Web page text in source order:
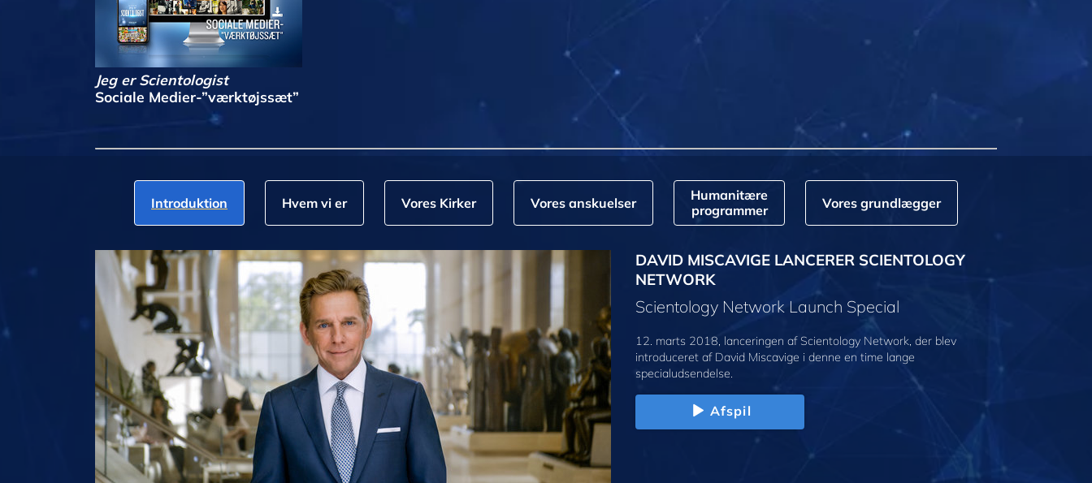
Jeg er Scientologist
Sociale Medier-”værktøjssæt”
Introduktion Hvem vi er Vores Kirker Vores anskuelser
Humanitære
programmer
Vores grundlægger
DAVID MISCAVIGE LANCERER SCIENTOLOGY
NETWORK
Scientology Network Launch Special
12. marts 2018, lanceringen af Scientology Network, der blev
introduceret af David Miscavige i denne en time lange
specialudsendelse.
Afspil